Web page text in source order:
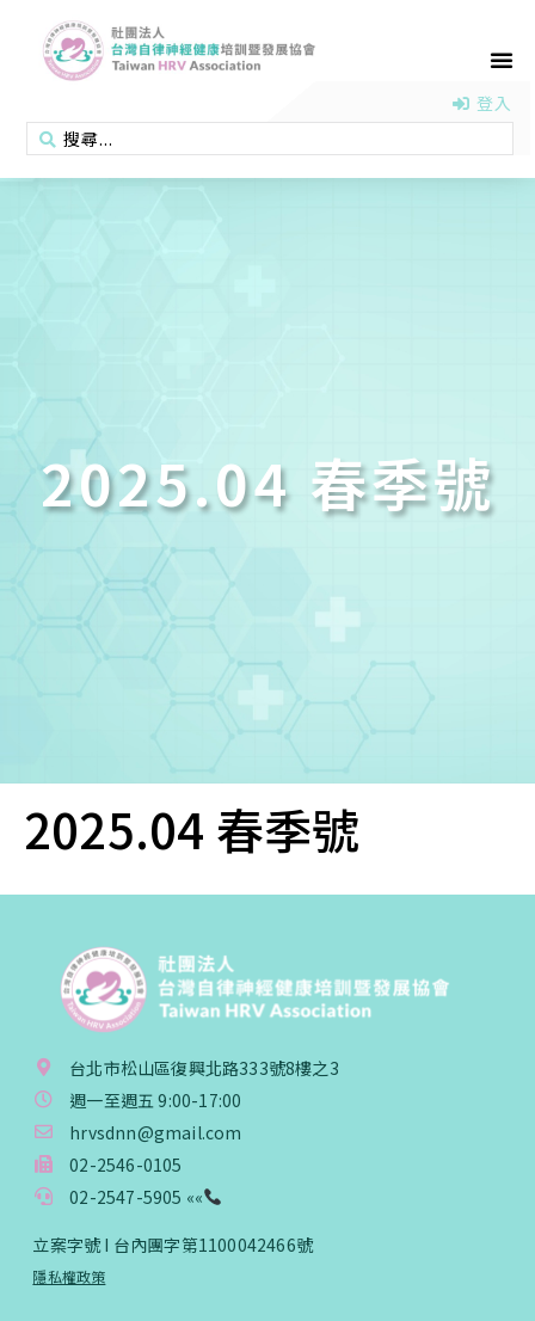
登入
2025.04 春季號
2025.04 春季號
台北市松山區復興北路333號8樓之3
週一至週五 9:00-17:00
hrvsdnn@gmail.com
02-2546-0105
02-2547-5905 ««
立案字號 I 台內團字第1100042466號
隱私權政策
您已成功送出會員申請
您好，您的會員申請，已成功送出，經本協會理事
個人會員:
入會費新臺幣1200元，於會員入會時繳納；常年會
費1200元，於每年度繳納。
團體會員:
入會費新臺幣3000元，於會員入會時繳納；常年會
費3000元，於每年度繳納。
戶名: 社團法人台灣自律神經健康培訓暨發展協會
帳號: 003-03-501566-2